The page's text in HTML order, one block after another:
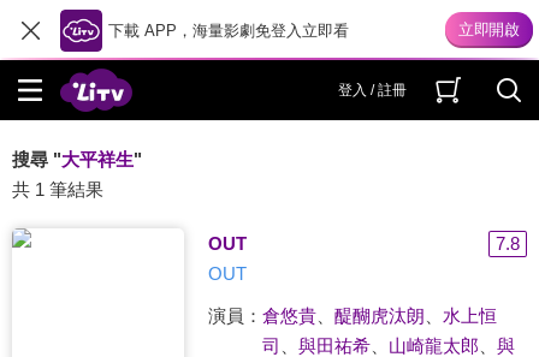
下載 APP，海量影劇免登入立即看
登入 / 註冊
搜尋 "大平祥生"
共 1 筆結果
OUT
7.8
OUT
演員： 倉悠貴、 醍醐虎汰朗
水上恒
司
與田祐希、 山崎龍太郎
與